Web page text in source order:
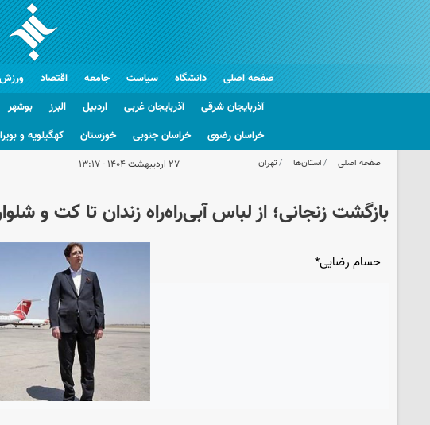
صفحه اصلی دانشگاه سیاست جامعه اقتصاد ورزش
آذربایجان شرقی
آذربایجان غربی اردبیل البرز بوشهر
خراسان رضوی
خراسان جنوبی خوزستان کهگیلویه و
صفحه اصلی استان‌ها تهران ۲۷ اردیبهشت ۱۴۰۴ - ۱۳:۱۷
بازگشت زنجانی؛ از لباس آبی‌راه‌راه زندان تا کت‌ و
حسام رضایی*